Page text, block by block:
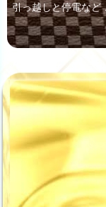
引っ越しと停電など
は、四国電力(よん
金(支払いの変更･プ
｢引っ越し｣「解約」
マーセンター」と「
どを対応する「ネッ
コールセンター」の
内していきましょう
力(よんでん)の「カ
ンター」や「ネット
ールセンター」への
せは、地域の支店や
とに別々の電話番号